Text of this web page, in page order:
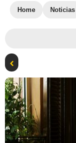
Home Noticias